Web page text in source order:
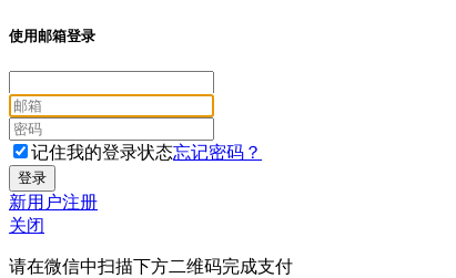
使用邮箱登录
记住我的登录状态忘记密码？
新用户注册
关闭
请在微信中扫描下方二维码完成支付